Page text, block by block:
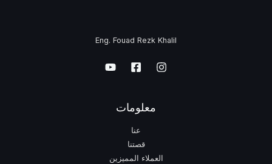
Eng. Fouad Rezk Khalil
معلومات
عنا
قصتنا
العملاء المميزين